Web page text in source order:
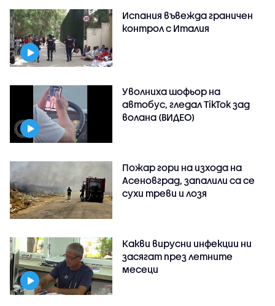
Испания въвежда граничен
контрол с Италия
Уволниха шофьор на
автобус, гледал TikTok зад
волана (ВИДЕО)
Пожар гори на изхода на
Асеновград, запалили са се
сухи треви и лозя
Какви вирусни инфекции ни
засягат през летните
месеци